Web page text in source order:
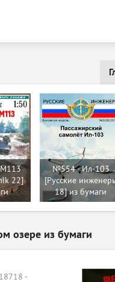
22]
№554 - Ил-103
[Русские
18] из бумаги
озере из бумаги
-